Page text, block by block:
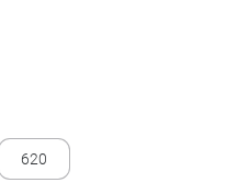
620